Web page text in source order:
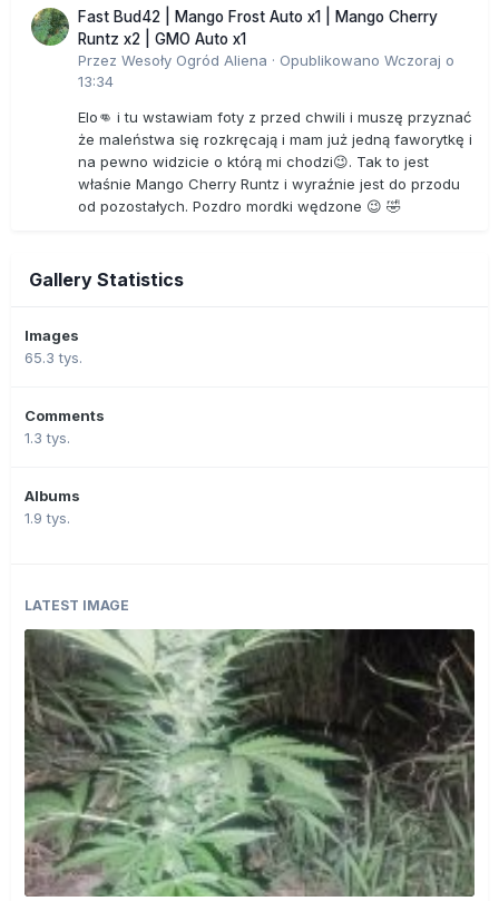
Fast Bud42 | Mango Frost Auto x1 | Mango Cherry
Runtz x2 | GMO Auto x1
Przez Wesoły Ogród Aliena · Opublikowano Wczoraj o
13:34
Elo👊 i tu wstawiam foty z przed chwili i muszę przyznać
że maleństwa się rozkręcają i mam już jedną faworytkę i
na pewno widzicie o którą mi chodzi😉. Tak to jest
właśnie Mango Cherry Runtz i wyraźnie jest do przodu
od pozostałych. Pozdro mordki wędzone 😉 🤣
Gallery Statistics
Images
65.3 tys.
Comments
1.3 tys.
Albums
1.9 tys.
LATEST IMAGE